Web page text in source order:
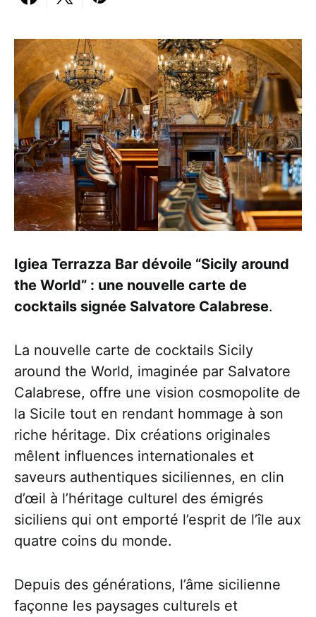
Igiea Terrazza Bar dévoile “Sicily around
the World” : une nouvelle carte de
cocktails signée Salvatore Calabrese.
La nouvelle carte de cocktails Sicily
around the World, imaginée par Salvatore
Calabrese, offre une vision cosmopolite de
la Sicile tout en rendant hommage à son
riche héritage. Dix créations originales
mêlent influences internationales et
saveurs authentiques siciliennes, en clin
d’œil à l’héritage culturel des émigrés
siciliens qui ont emporté l’esprit de l’île aux
quatre coins du monde.
Depuis des générations, l’âme sicilienne
façonne les paysages culturels et